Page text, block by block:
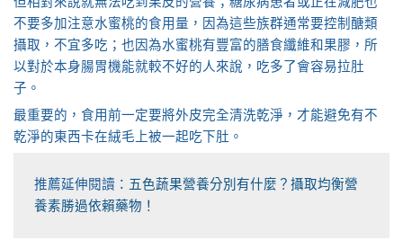
不要多加注意水蜜桃的食用量，因為這些族群通常要控制醣類
攝取，不宜多吃；也因為水蜜桃有豐富的膳食纖維和果膠，所
以對於本身腸胃機能就較不好的人來說，吃多了會容易拉肚
子。
最重要的，食用前一定要將外皮完全清洗乾淨，才能避免有不
乾淨的東西卡在絨毛上被一起吃下肚。
推薦延伸閱讀： 五色蔬果營養分別有什麼？攝取均衡營
養素勝過依賴藥物！